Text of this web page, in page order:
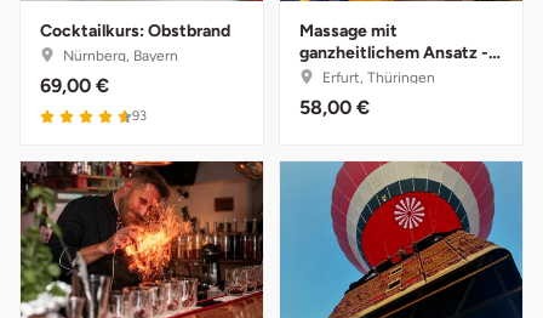
Cocktailkurs: Obstbrand
Nürnberg, Bayern
69,00 €
93
Massage mit
ganzheitlichem Ansatz -
45 Minuten
Erfurt, Thüringen
58,00 €
Schwerin
Seligenstadt
Speyer
Stade